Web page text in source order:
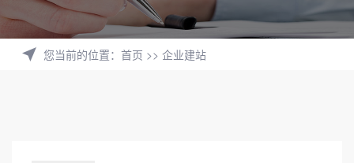
您当前的位置： 首页 >> 企业建站